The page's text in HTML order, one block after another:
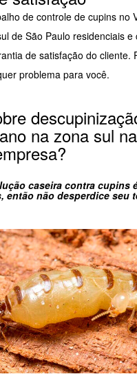
de controle de cupins no
de São Paulo residenciais e
de satisfação do cliente.
problema para você.
na zona sul
caseira contra cupins
então não desperdice seu